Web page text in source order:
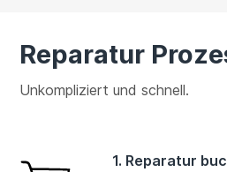
Reparatur
Unkompliziert und schnell.
1. Reparatur